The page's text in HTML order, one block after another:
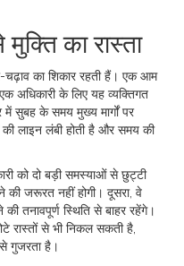
का रास्ता
का शिकार रहती हैं। एक आम
अधिकारी के लिए यह व्यक्तिगत
सुबह के समय मुख्य मार्गों पर
की लाइन लंबी होती है और समय की
को दो बड़ी समस्याओं से छुट्टी
की जरूरत नहीं होगी। दूसरा, वे
तनावपूर्ण स्थिति से बाहर रहेंगे।
रास्तों से भी निकल सकती है,
गुजरता है।